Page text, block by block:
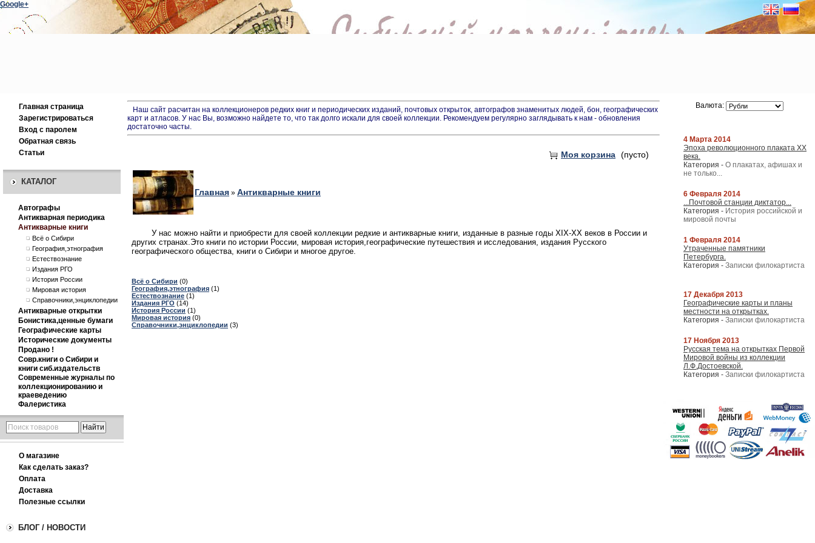
Google+
Главная страница
Зарегистрироваться
Вход с паролем
Обратная связь
Статьи
КАТАЛОГ
Автографы
Антикварная периодика
Антикварные книги
Всё о Сибири
География,этнография
Естествознание
Издания РГО
История России
Мировая история
Справочники,энциклопедии
Антикварные открытки
Бонистика,ценные бумаги
Географические карты
Исторические документы
Продано !
Совр.книги о Сибири и
книги сиб.издательств
Современные журналы по
коллекционированию и
краеведению
Фалеристика
О магазине
Как сделать заказ?
Оплата
Доставка
Полезные ссылки
БЛОГ / НОВОСТИ
Наш сайт расчитан на коллекционеров редких книг и периодических изданий, почтовых открыток, автографов знаменитых людей, бон, географических
карт и атласов. У нас Вы, возможно найдете то, что так долго искали для своей коллекции. Рекомендуем регулярно заглядывать к нам - обновления
достаточно часты.
Моя корзина (пусто)
Главная » Антикварные книги
У нас можно найти и приобрести для своей коллекции редкие и антикварные книги, изданные в разные годы XIX-XX веков в России и
других странах. Это книги по истории России, мировая история,географические путешествия и исследования, издания Русского
географического общества, книги о Сибири и многое другое.
Всё о Сибири (0)
География,этнография (1)
Естествознание (1)
Издания РГО (14)
История России (1)
Мировая история (0)
Справочники,энциклопедии (3)
Валюта:
4 Марта 2014
Эпоха революционного плаката XX
века.
Категория - О плакатах, афишах и
не только...
6 Февраля 2014
...Почтовой станции диктатор...
Категория - История российской и
мировой почты
1 Февраля 2014
Утраченные памятники
Петербурга.
Категория - Записки филокартиста
17 Декабря 2013
Географические карты и планы
местности на открытках.
Категория - Записки филокартиста
17 Ноября 2013
Русская тема на открытках Первой
Мировой войны из коллекции
Л.Ф.Достоевской.
Категория - Записки филокартиста